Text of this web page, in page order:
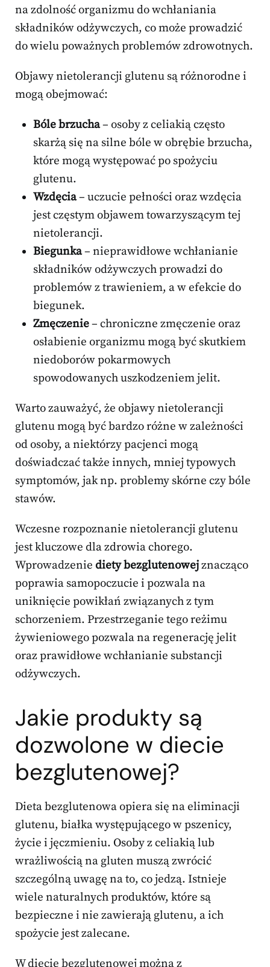
na zdolność organizmu do wchłaniania
składników odżywczych, co może prowadzić
do wielu poważnych problemów zdrowotnych.
Objawy nietolerancji glutenu są różnorodne i
mogą obejmować:
Bóle brzucha– osoby z celiakią często
skarżą się na silne bóle w obrębie brzucha,
które mogą występować po spożyciu
glutenu.
Wzdęcia– uczucie pełności oraz wzdęcia
jest częstym objawem towarzyszącym tej
nietolerancji.
Biegunka– nieprawidłowe wchłanianie
składników odżywczych prowadzi do
problemów z trawieniem, a w efekcie do
biegunek.
Zmęczenie– chroniczne zmęczenie oraz
osłabienie organizmu mogą być skutkiem
niedoborów pokarmowych
spowodowanych uszkodzeniem jelit.
Warto zauważyć, że objawy nietolerancji
glutenu mogą być bardzo różne w zależności
od osoby, a niektórzy pacjenci mogą
doświadczać także innych, mniej typowych
symptomów, jak np. problemy skórne czy bóle
stawów.
Wczesne rozpoznanie nietolerancji glutenu
jest kluczowe dla zdrowia chorego.
Wprowadzenie diety bezglutenowejznacząco
poprawia samopoczucie i pozwala na
uniknięcie powikłań związanych z tym
schorzeniem. Przestrzeganie tego reżimu
żywieniowego pozwala na regenerację jelit
oraz prawidłowe wchłanianie substancji
odżywczych.
Jakie produkty są
dozwolone w diecie
bezglutenowej?
Dieta bezglutenowa opiera się na eliminacji
glutenu, białka występującego w pszenicy,
życie i jęczmieniu. Osoby z celiakią lub
wrażliwością na gluten muszą zwrócić
szczególną uwagę na to, co jedzą. Istnieje
wiele naturalnych produktów, które są
bezpieczne i nie zawierają glutenu, a ich
spożycie jest zalecane.
W diecie bezglutenowej można z